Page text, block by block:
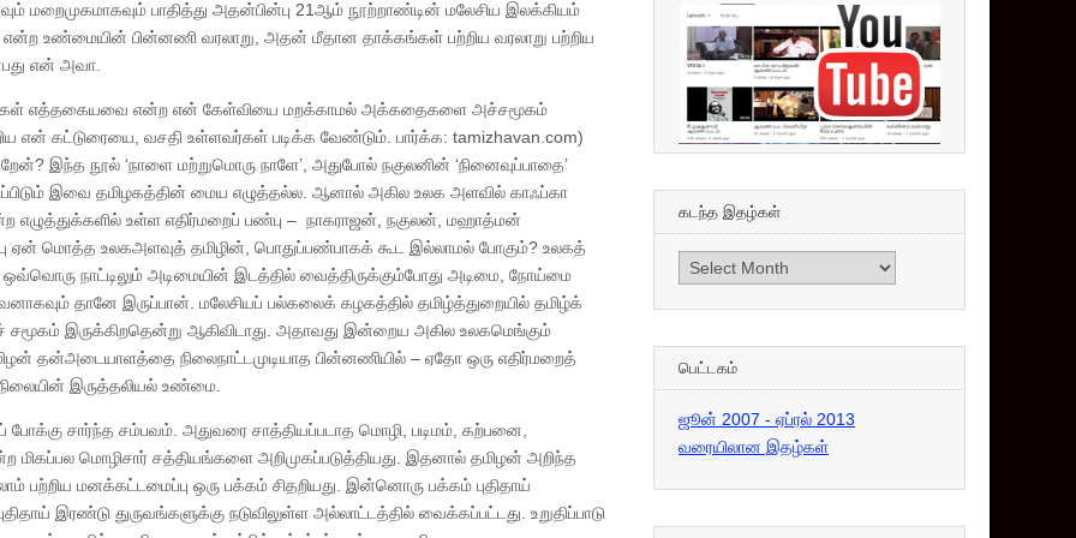
மறைமுகமாகவும் பாதித்து அதன்பின்பு 21ஆம் நூற்றாண்டின் மலேசிய இலக்கியம்
உண்மையின் பின்னணி வரலாறு, அதன் மீதான தாக்கங்கள் பற்றிய வரலாறு பற்றிய
என் அவா.
எத்தகையவை என்ற என் கேள்வியை மறக்காமல் அக்கதைகளை அச்சமூகம்
என் கட்டுரையை, வசதி உள்ளவர்கள் படிக்க வேண்டும். பார்க்க: tamizhavan.com)
இந்த நூல் ‘நாளை மற்றுமொரு நாளே’, அதுபோல் நகுலனின் ‘நினைவுப்பாதை’
இவை தமிழகத்தின் மைய எழுத்தல்ல. ஆனால் அகில உலக அளவில் காஃப்கா
உள்ள எதிர்மறைப் பண்பு – நாகராஜன், நகுலன், மஹாத்மன்
மொத்த உலகஅளவுத் தமிழின், பொதுப்பண்பாகக் கூட இல்லாமல் போகும்? உலகத்
நாட்டிலும் அடிமையின் இடத்தில் வைத்திருக்கும்போது அடிமை, நோய்மை
தானே இருப்பான். மலேசியப் பல்கலைக் கழகத்தில் தமிழ்த்துறையில் தமிழ்க்
சமூகம் இருக்கிறதென்று ஆகிவிடாது. அதாவது இன்றைய அகில உலகமெங்கும்
தன்அடையாளத்தை நிலைநாட்டமுடியாத பின்னணியில் – ஏதோ ஒரு எதிர்மறைத்
இருத்தலியல் உண்மை.
போக்கு சார்ந்த சம்பவம். அதுவரை சாத்தியப்படாத மொழி, படிமம், கற்பனை,
மிகப்பல மொழிசார் சத்தியங்களை அறிமுகப்படுத்தியது. இதனால் தமிழன் அறிந்த
பற்றிய மனக்கட்டமைப்பு ஒரு பக்கம் சிதறியது. இன்னொரு பக்கம் புதிதாய்
இரண்டு துருவங்களுக்கு நடுவிலுள்ள அல்லாட்டத்தில் வைக்கப்பட்டது. உறுதிப்பாடு
கடந்த இதழ்கள்
கடந்த
இதழ்கள்
பெட்டகம்
ஜூன் 2007 - ஏப்ரல் 2013
வரையிலான இதழ்கள்